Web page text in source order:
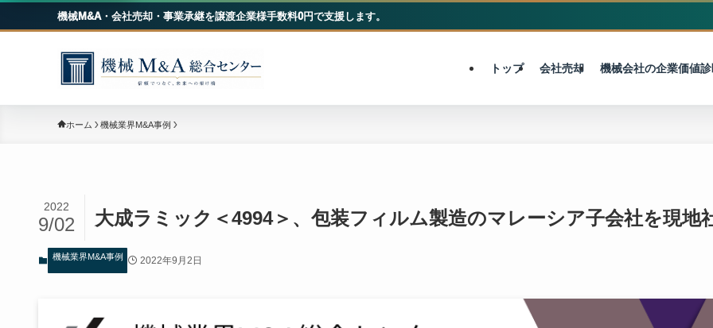
機械M&A・会社売却・事業承継を譲渡企業様手数料0円で支援します。
トップ 会社売却 機械会社の企業価値
ホーム 機械業界M&A事例
大成ラミック＜4994＞、包装フィルム製造のマレーシア子会社を現地
2022
9/02
機械業界M&A事例 2022年9月2日